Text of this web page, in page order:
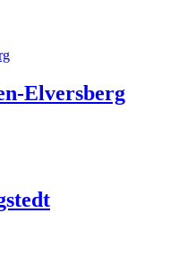
Elversberg